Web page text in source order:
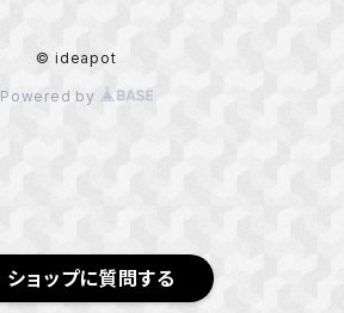
ショップに質問する
© ideapot
Powered by